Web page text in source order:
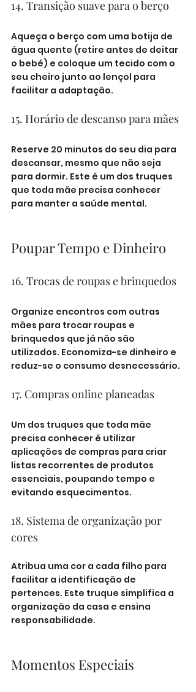
14. Transição suave para o berço
Aqueça o berço com uma botija de
água quente (retire antes de deitar
o bebé) e coloque um tecido com o
seu cheiro junto ao lençol para
facilitar a adaptação.
15. Horário de descanso para mães
Reserve 20 minutos do seu dia para
descansar, mesmo que não seja
para dormir. Este é um dos truques
que toda mãe precisa conhecer
para manter a saúde mental.
Poupar Tempo e Dinheiro
16. Trocas de roupas e brinquedos
Organize encontros com outras
mães para trocar roupas e
brinquedos que já não são
utilizados. Economiza-se dinheiro e
reduz-se o consumo desnecessário.
17. Compras online planeadas
Um dos truques que toda mãe
precisa conhecer é utilizar
aplicações de compras para criar
listas recorrentes de produtos
essenciais, poupando tempo e
evitando esquecimentos.
18. Sistema de organização por
cores
Atribua uma cor a cada filho para
facilitar a identificação de
pertences. Este truque simplifica a
organização da casa e ensina
responsabilidade.
Momentos Especiais